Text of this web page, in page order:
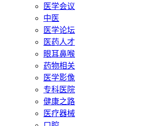
医学会议
中医
医学论坛
医药人才
眼耳鼻喉
药物相关
医学影像
专科医院
健康之路
医疗器械